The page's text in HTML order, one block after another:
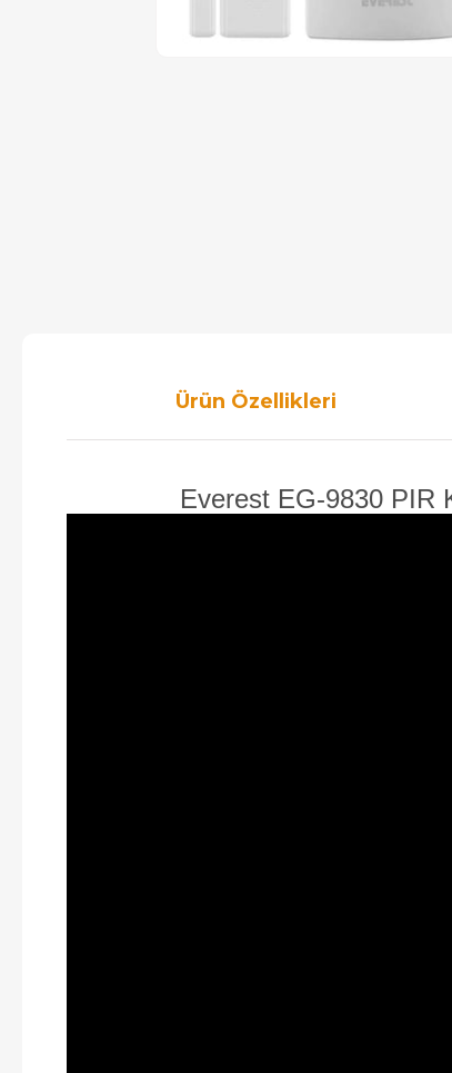
Ürün Özellikleri
Everest EG-9830 PIR